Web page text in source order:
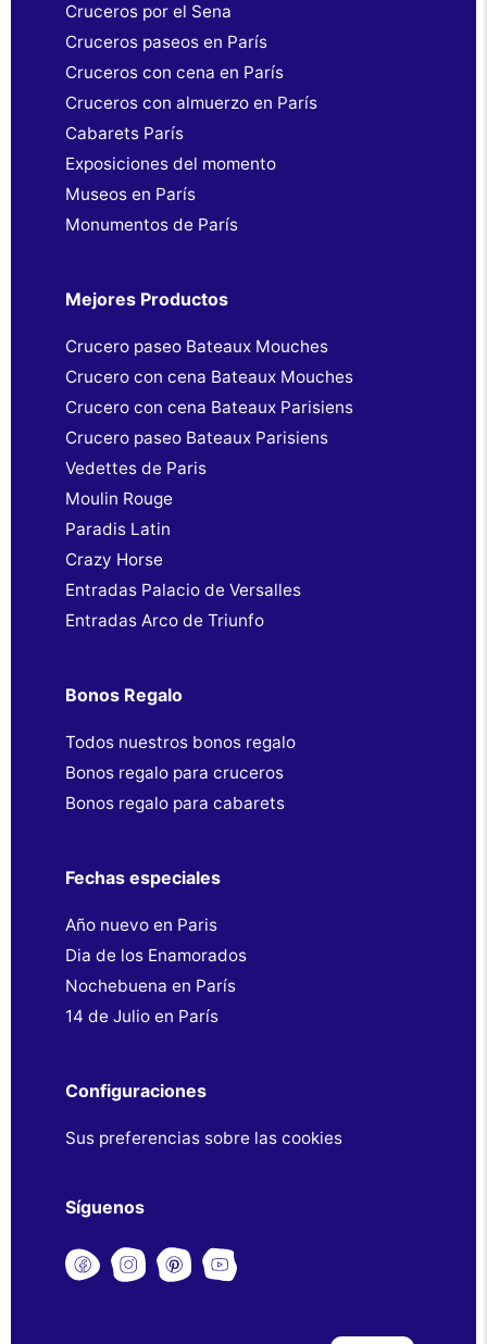
Cruceros por el Sena
Cruceros paseos en París
Cruceros con cena en París
Cruceros con almuerzo en París
Cabarets París
Exposiciones del momento
Museos en París
Monumentos de París
Mejores Productos
Crucero paseo Bateaux Mouches
Crucero con cena Bateaux Mouches
Crucero con cena Bateaux Parisiens
Crucero paseo Bateaux Parisiens
Vedettes de Paris
Moulin Rouge
Paradis Latin
Crazy Horse
Entradas Palacio de Versalles
Entradas Arco de Triunfo
Bonos Regalo
Todos nuestros bonos regalo
Bonos regalo para cruceros
Bonos regalo para cabarets
Fechas especiales
Año nuevo en Paris
Dia de los Enamorados
Nochebuena en París
14 de Julio en París
Configuraciones
Sus preferencias sobre las cookies
Síguenos